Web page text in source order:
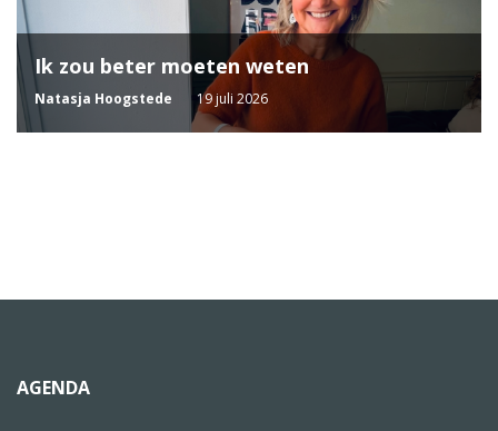
Ik zou beter moeten weten
Natasja Hoogstede 19 juli 2026
AGENDA